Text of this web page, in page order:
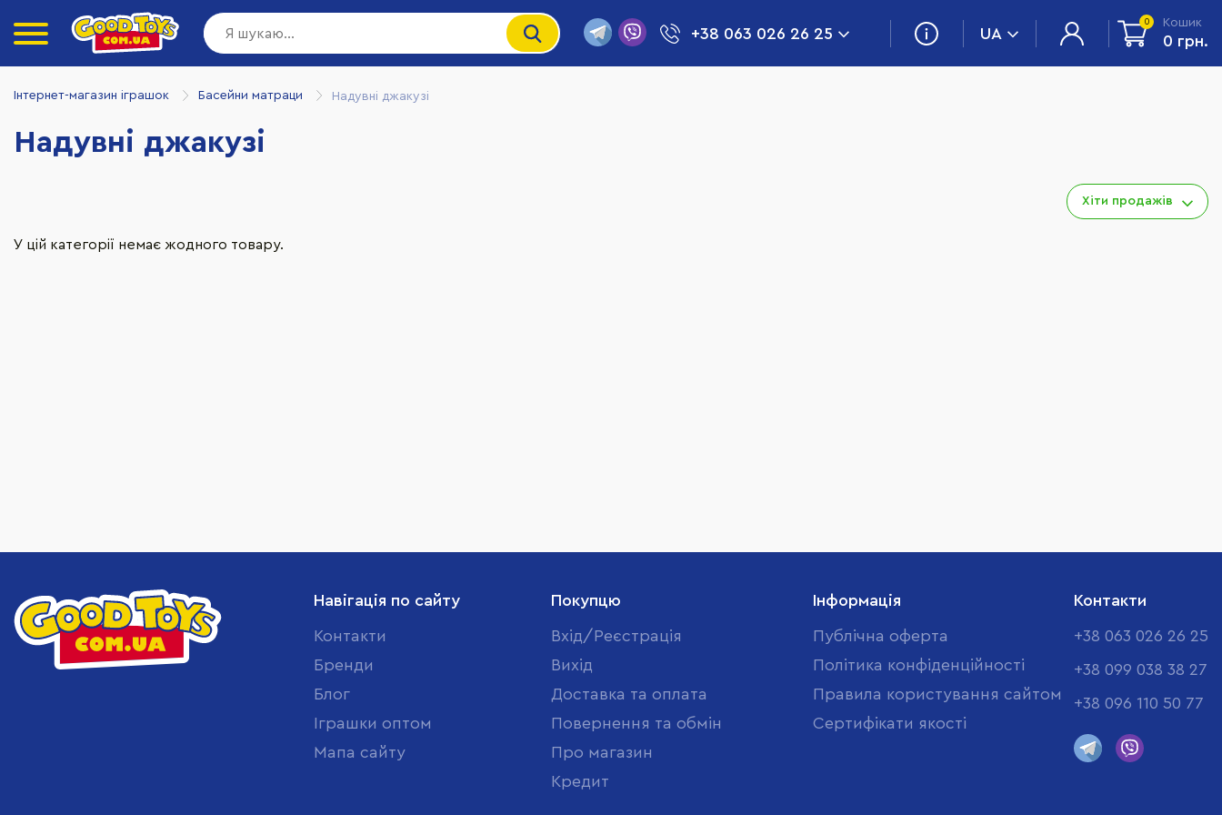
+38 063 026 26 25 UA
0 Кошик
0 грн.
Інтернет-магазин іграшок Басейни матраци Надувні джакузі
Надувні джакузі
Хіти продажів
У цій категорії немає жодного товару.
Навігація по сайту
Контакти
Бренди
Блог
Іграшки оптом
Мапа сайту
Покупцю
Вхід/Реєстрація
Вихід
Доставка та оплата
Повернення та обмін
Про магазин
Кредит
Інформація
Публічна оферта
Політика конфіденційності
Правила користування сайтом
Cертифікати якості
Контакти
+38 063 026 26 25
+38 099 038 38 27
+38 096 110 50 77